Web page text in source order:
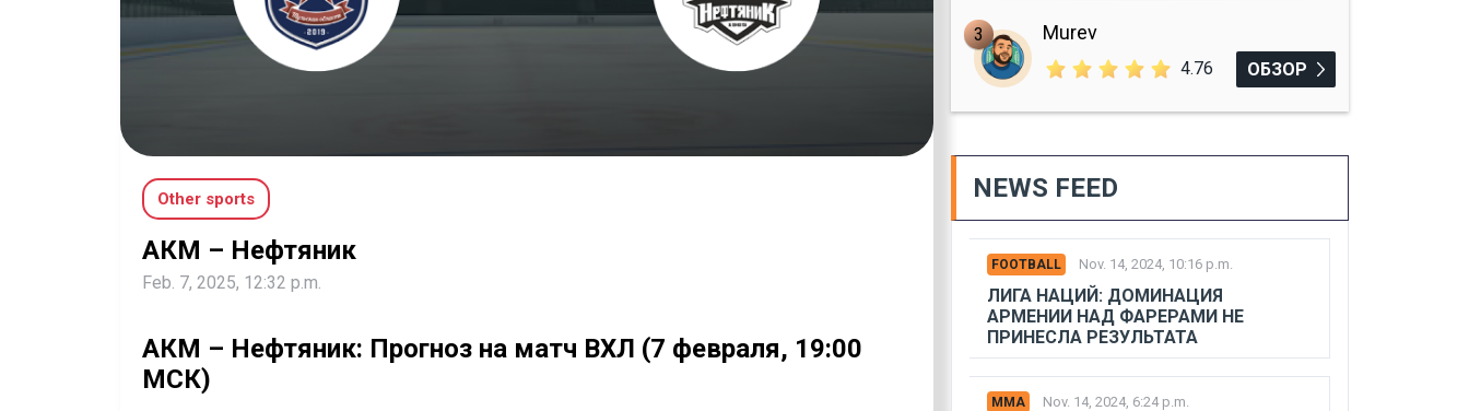
Other sports
АКМ – Нефтяник
Feb. 7, 2025, 12:32 p.m.
АКМ – Нефтяник: Прогноз на матч ВХЛ (7 февраля, 19:00
МСК)
3 Murev
4.76 ОБЗОР
NEWS FEED
FOOTBALL Nov. 14, 2024, 10:16 p.m.
ЛИГА НАЦИЙ: ДОМИНАЦИЯ
АРМЕНИИ НАД ФАРЕРАМИ НЕ
ПРИНЕСЛА РЕЗУЛЬТАТА
MMA Nov. 14, 2024, 6:24 p.m.